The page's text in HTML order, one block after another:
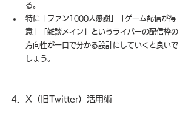
る。
特に「ファン1000人感謝」「ゲーム配信が得
意」「雑談メイン」というライバーの配信枠の
方向性が一目で分かる設計にしていくと良いで
しょう。
4． X（旧Twitter）活用術